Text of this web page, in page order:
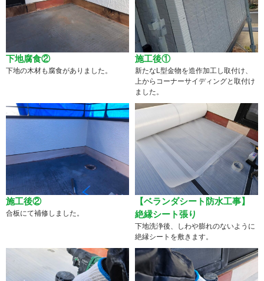
下地腐食②
下地の木材も腐食がありました。
施工後①
新たなL型金物を造作加工し取付け、
上からコーナーサイディングと取付け
ました。
施工後②
合板にて補修しました。
【ベランダシート防水工事】
絶縁シート張り
下地洗浄後、しわや膨れのないように
絶縁シートを敷きます。